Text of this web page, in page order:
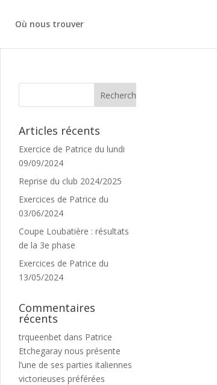
Où nous trouver
Articles récents
Exercice de Patrice du lundi
09/09/2024
Reprise du club 2024/2025
Exercices de Patrice du
03/06/2024
Coupe Loubatière : résultats
de la 3e phase
Exercices de Patrice du
13/05/2024
Commentaires
récents
trqueenbet dans Patrice
Etchegaray nous présente
l’une de ses parties italiennes
victorieuses préférées